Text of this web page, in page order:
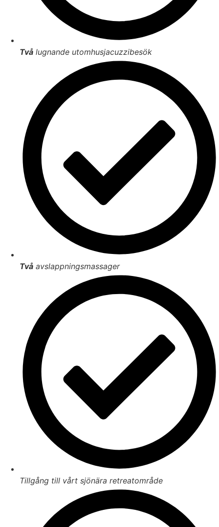
Två lugnande utomhusjacuzzibesök
Två avslappningsmassager
Tillgång till vårt sjönära retreatområde